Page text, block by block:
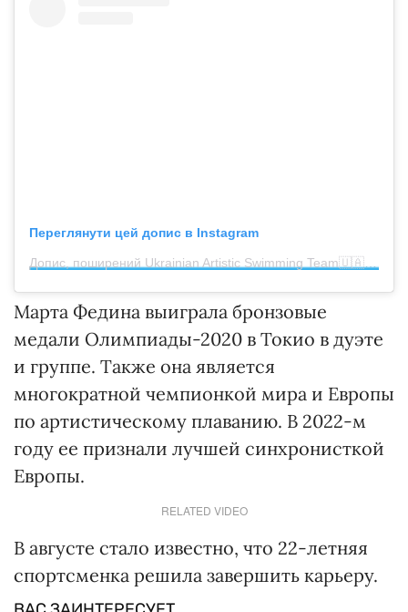
Переглянути цей допис в Instagram
Допис, поширений Ukrainian Artistic Swimming Team🇺🇦 (@artswimukraine)
Марта Федина выиграла бронзовые
медали Олимпиады-2020 в Токио в дуэте
и группе. Также она является
многократной чемпионкой мира и Европы
по артистическому плаванию. В 2022-м
году ее признали лучшей синхронисткой
Европы.
RELATED VIDEO
В августе стало известно, что 22-летняя
спортсменка решила завершить карьеру.